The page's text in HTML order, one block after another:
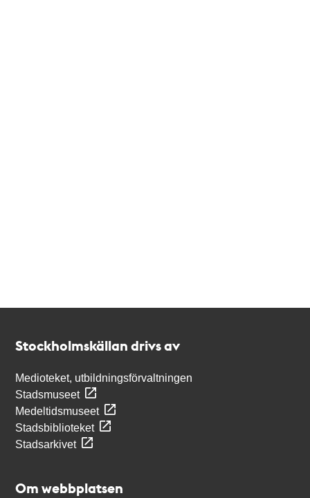
Stockholmskällan drivs av
Medioteket, utbildningsförvaltningen
Stadsmuseet
Medeltidsmuseet
Stadsbiblioteket
Stadsarkivet
Om webbplatsen